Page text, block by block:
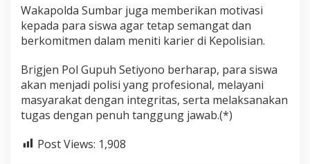
Wakapolda Sumbar juga memberikan motivasi
kepada para siswa agar tetap semangat dan
berkomitmen dalam meniti karier di Kepolisian.
Brigjen Pol Gupuh Setiyono berharap, para siswa
akan menjadi polisi yang profesional, melayani
masyarakat dengan integritas, serta melaksanakan
tugas dengan penuh tanggung jawab.(*)
Post Views: 1,908